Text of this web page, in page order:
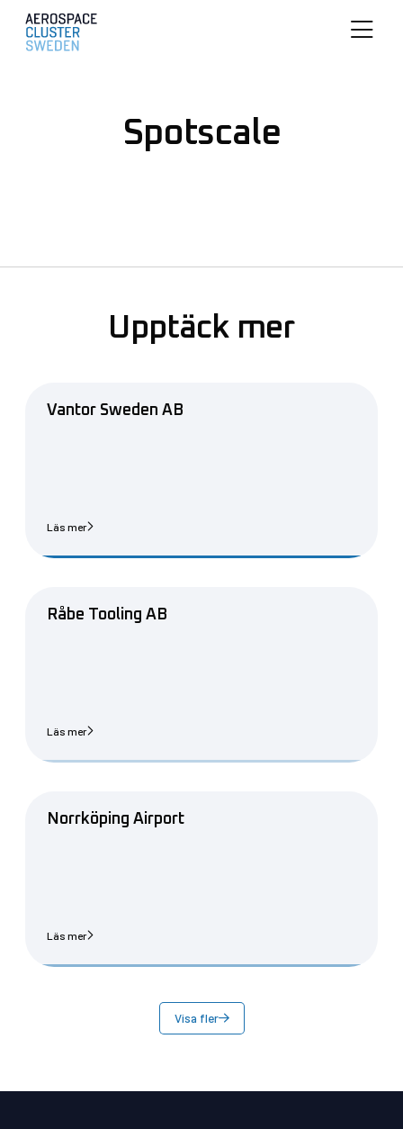
Spotscale
Upptäck mer
Vantor Sweden AB
Läs mer
Råbe Tooling AB
Läs mer
Norrköping Airport
Läs mer
Visa fler